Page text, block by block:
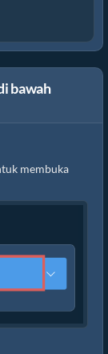
bawah
membuka